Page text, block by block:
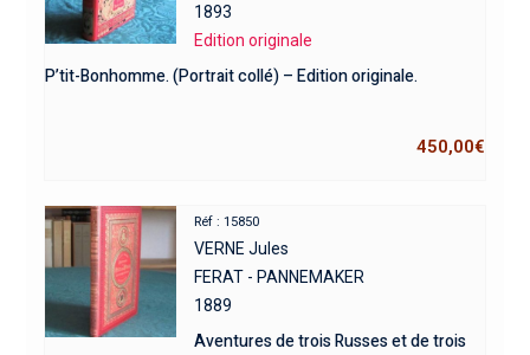
1893
Edition originale
P’tit-Bonhomme. (Portrait collé) – Edition originale.
450,00€
Réf : 15850
VERNE Jules
FERAT - PANNEMAKER
1889
Aventures de trois Russes et de trois